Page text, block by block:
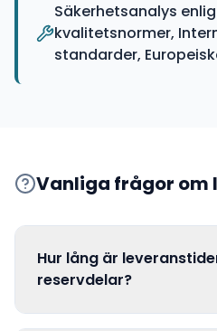
Säkerhetsanalys
kvalitetsnormer,
standarder,
Vanliga frågor om
Hur lång är
reservdelar?